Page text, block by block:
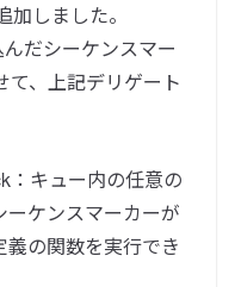
しました。
だシーケンスマー
て、上記デリゲート
：キュー内の任意の
ケンスマーカーが
の関数を実行でき